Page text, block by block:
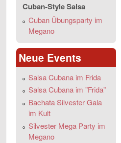
Cuban-Style Salsa
Cuban Übungsparty im
Megano
Neue Events
Salsa Cubana im Frida
Salsa Cubana im "Frida"
Bachata Silvester Gala
im Kult
Silvester Mega Party im
Megano